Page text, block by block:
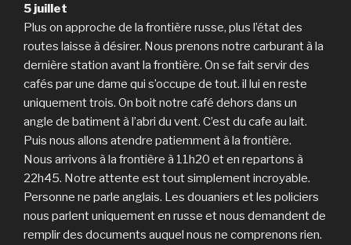
5 juillet
Plus on approche de la frontière russe, plus l’état des
routes laisse à désirer. Nous prenons notre carburant à la
dernière station avant la frontière. On se fait servir des
cafés par une dame qui s’occupe de tout. il lui en reste
uniquement trois. On boit notre café dehors dans un
angle de batiment à l’abri du vent. C’est du cafe au lait.
Puis nous allons atendre patiemment à la frontière.
Nous arrivons à la frontière à 11h20 et en repartons à
22h45. Notre attente est tout simplement incroyable.
Personne ne parle anglais. Les douaniers et les policiers
nous parlent uniquement en russe et nous demandent de
remplir des documents auquel nous ne comprenons rien.